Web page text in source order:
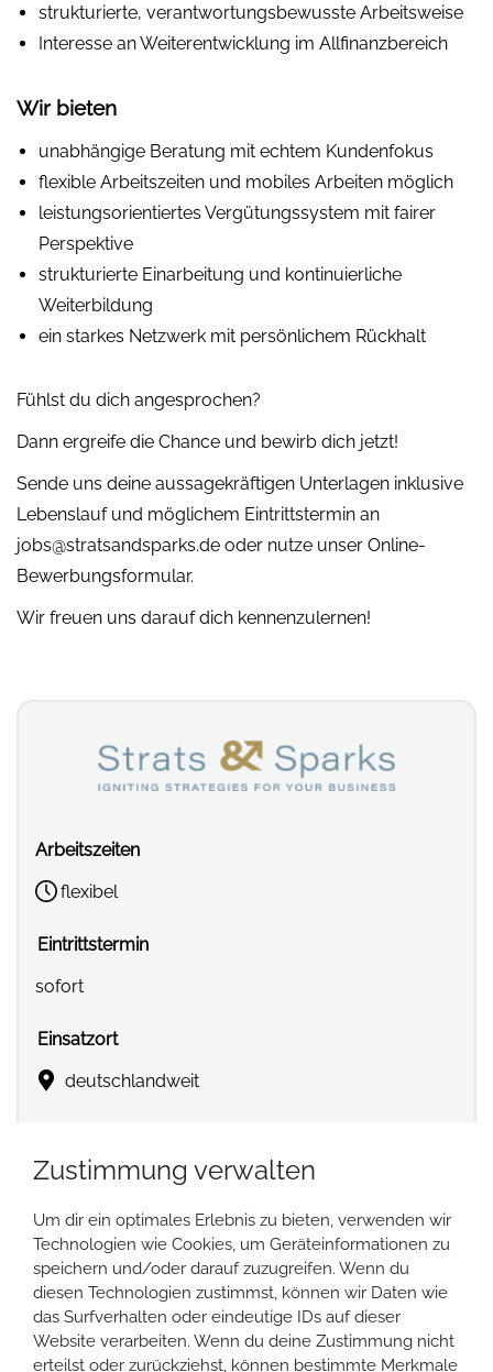
Zustimmung verwalten
Um dir ein optimales Erlebnis zu bieten, verwenden wir
Technologien wie Cookies, um Geräteinformationen zu
speichern und/oder darauf zuzugreifen. Wenn du
diesen Technologien zustimmst, können wir Daten wie
das Surfverhalten oder eindeutige IDs auf dieser
Website verarbeiten. Wenn du deine Zustimmung nicht
erteilst oder zurückziehst, können bestimmte Merkmale
strukturierte, verantwortungsbewusste Arbeitsweise
Interesse an Weiterentwicklung im Allfinanzbereich
Wir bieten
unabhängige Beratung mit echtem Kundenfokus
flexible Arbeitszeiten und mobiles Arbeiten möglich
leistungsorientiertes Vergütungssystem mit fairer
Perspektive
strukturierte Einarbeitung und kontinuierliche
Weiterbildung
ein starkes Netzwerk mit persönlichem Rückhalt
Fühlst du dich angesprochen?
Dann ergreife die Chance und bewirb dich jetzt!
Sende uns deine aussagekräftigen Unterlagen inklusive
Lebenslauf und möglichem Eintrittstermin an
jobs@stratsandsparks.de oder nutze unser Online-
Bewerbungsformular.
Wir freuen uns darauf dich kennenzulernen!
Arbeitszeiten
flexibel
Eintrittstermin
sofort
Einsatzort
deutschlandweit
Jetzt bewerben